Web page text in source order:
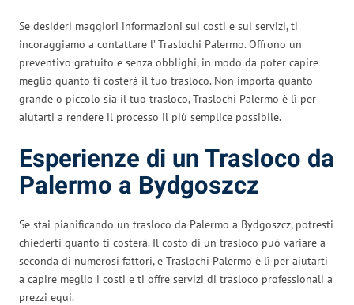
Se desideri maggiori informazioni sui costi e sui servizi, ti
incoraggiamo a contattare l’ Traslochi Palermo. Offrono un
preventivo gratuito e senza obblighi, in modo da poter capire
meglio quanto ti costerà il tuo trasloco. Non importa quanto
grande o piccolo sia il tuo trasloco, Traslochi Palermo è lì per
aiutarti a rendere il processo il più semplice possibile.
Esperienze di un Trasloco da
Palermo a Bydgoszcz
Se stai pianificando un trasloco da Palermo a Bydgoszcz, potresti
chiederti quanto ti costerà. Il costo di un trasloco può variare a
seconda di numerosi fattori, e Traslochi Palermo è lì per aiutarti
a capire meglio i costi e ti offre servizi di trasloco professionali a
prezzi equi.